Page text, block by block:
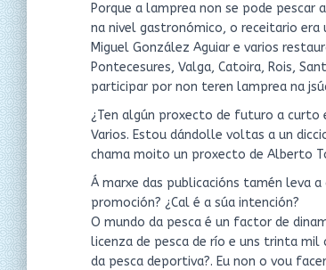
Porque a lamprea non se pode
na nivel gastronómico, o receitario era
Miguel González Aguiar e varios
Pontecesures, Valga, Catoira, Rois,
participar por non teren lamprea na
¿Ten algún proxecto de futuro a curto
Varios. Estou dándolle voltas a un
chama moito un proxecto de Alberto
Á marxe das publicacións tamén leva
promoción? ¿Cal é a súa intención?
O mundo da pesca é un factor de
licenza de pesca de río e uns trinta
da pesca deportiva?. Eu non o vou